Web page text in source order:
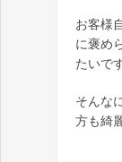
お客様
に褒め
たいで
そんな
方も綺